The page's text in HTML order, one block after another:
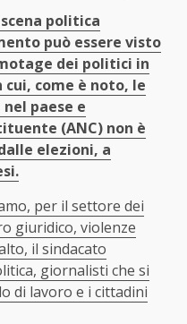
politica
può essere visto
dei politici in
come è noto, le
paese e
(ANC) non è
elezioni, a
per il settore dei
giuridico, violenze
il sindacato
giornalisti che si
di lavoro e i cittadini